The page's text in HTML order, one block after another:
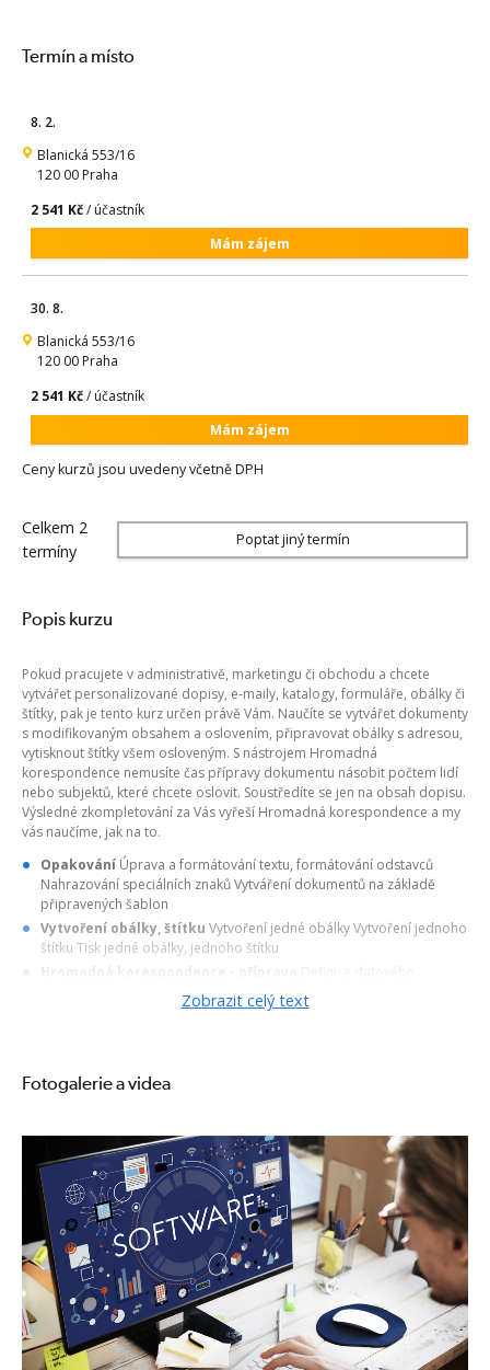
Termín a místo
8. 2.
Blanická 553/16
120 00 Praha
2 541 Kč/ účastník
Mám zájem
30. 8.
Blanická 553/16
120 00 Praha
2 541 Kč/ účastník
Mám zájem
Ceny kurzů jsou uvedeny včetně DPH
Celkem 2
termíny
Poptat jiný termín
Popis kurzu
Pokud pracujete v administrativě, marketingu či obchodu a chcete
vytvářet personalizované dopisy, e-maily, katalogy, formuláře, obálky či
štítky, pak je tento kurz určen právě Vám. Naučíte se vytvářet dokumenty
s modifikovaným obsahem a oslovením, připravovat obálky s adresou,
vytisknout štítky všem osloveným. S nástrojem Hromadná
korespondence nemusíte čas přípravy dokumentu násobit počtem lidí
nebo subjektů, které chcete oslovit. Soustředíte se jen na obsah dopisu.
Výsledné zkompletování za Vás vyřeší Hromadná korespondence a my
vás naučíme, jak na to.
OpakováníÚprava a formátování textu, formátování odstavců
Nahrazování speciálních znaků Vytváření dokumentů na základě
připravených šablon
Vytvoření obálky, štítku Vytvoření jedné obálky Vytvoření jednoho
štítku Tisk jedné obálky, jednoho štítku
Hromadná korespondence - příprava
Definice datového
souboru (kde ho vzít, příp. jak ho vytvořit) Příprava hlavního
dokumentu - dopisu Vybrat a upravit příjemce Vložení slučovacích
souboru Dokončení a sloučení na tiskárnu Směrování dokumentu
pomocí elektronické pošty
Obálky Štítky Adresář
Hromadná korespondence - použití různých typů zdrojů dat
Zdroj MS Word Zdroj MS Excel Zdroj MS Outlook Řazení a selekce
záznamů ze zdroje dat
Hromadná korespondence - pravidlaPoužití polí Pokud-pak-
jinak, Přeskočit záznam pokud Formát kalendářního data
Zobrazit termíny kurzů
Zobrazit celý text
Fotogalerie a videa